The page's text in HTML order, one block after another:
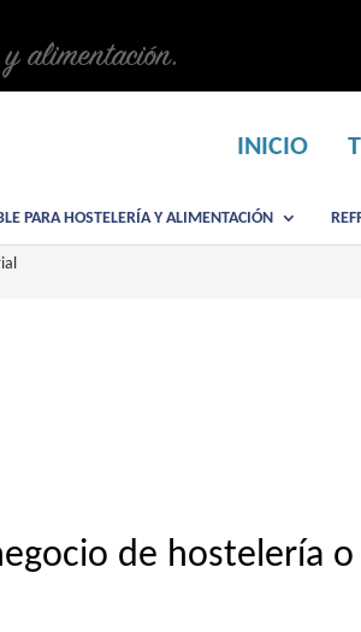
y alimentación.
INICIO
PARA HOSTELERÍA Y ALIMENTACIÓN
de hostelería